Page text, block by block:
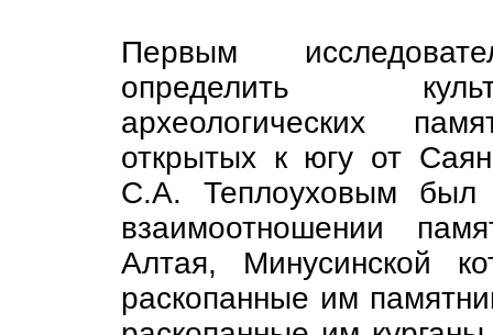
Первым
определить
археологических
открытых к югу от
С.А. Теплоуховым был
взаимоотношении
Алтая, Минусинской
раскопанные им